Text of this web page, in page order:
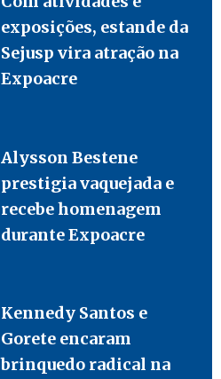
exposições, estande da
Sejusp vira atração na
Expoacre
Alysson Bestene
prestigia vaquejada e
recebe homenagem
durante Expoacre
Kennedy Santos e
Gorete encaram
brinquedo radical na